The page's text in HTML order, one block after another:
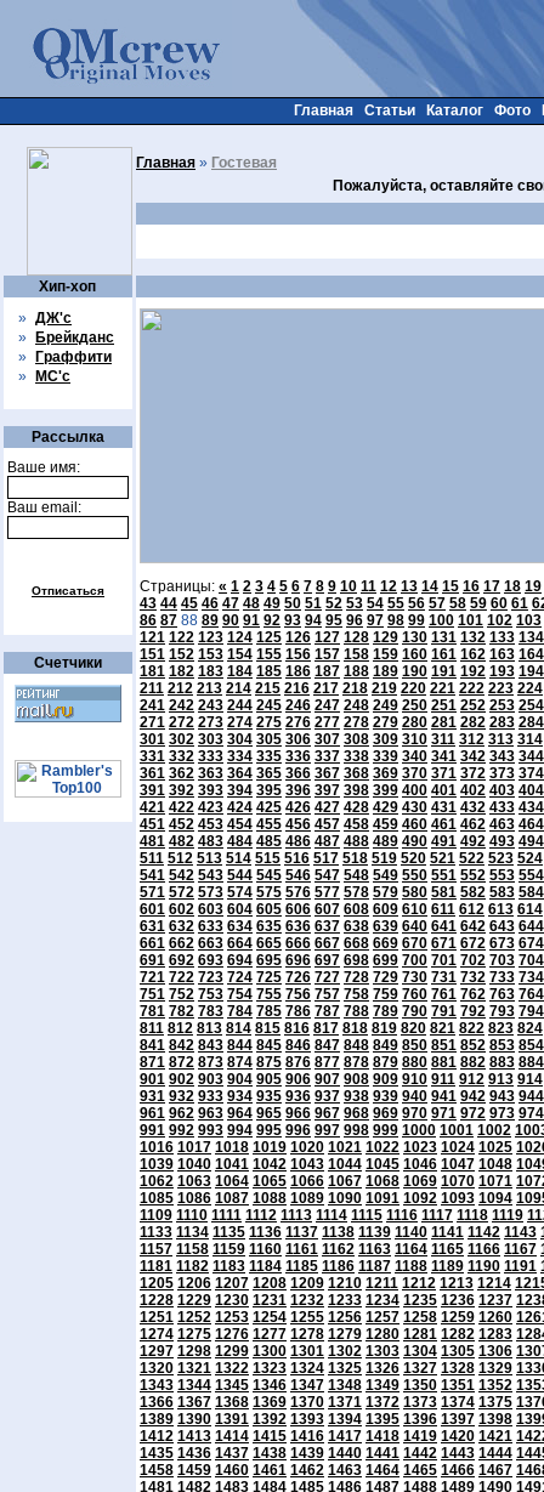
Хип-хоп
» ДЖ'с
»
Брейкданс
»
Граффити
»
МС'с
Рассылка
Ваше имя:
Ваш email:
Отписаться
Счетчики
Главная Статьи Каталог Фото
Главная » Гостевая
Пожалуйста, оставляйте
Страницы: « 1 2 3 4 5 6 7 8 9 10 11 12 13 14 15 16 17 18 19
43 44 45 46 47 48 49 50 51 52 53 54 55 56 57 58 59 60 61
86 87 88 89 90 91 92 93 94 95 96 97 98 99 100 101 102 103
121 122 123 124 125 126 127 128 129 130 131 132 133 134
151 152 153 154 155 156 157 158 159 160 161 162 163 164
181 182 183 184 185 186 187 188 189 190 191 192 193 194
211 212 213 214 215 216 217 218 219 220 221 222 223 224
241 242 243 244 245 246 247 248 249 250 251 252 253 254
271 272 273 274 275 276 277 278 279 280 281 282 283 284
301 302 303 304 305 306 307 308 309 310 311 312 313 314
331 332 333 334 335 336 337 338 339 340 341 342 343 344
361 362 363 364 365 366 367 368 369 370 371 372 373 374
391 392 393 394 395 396 397 398 399 400 401 402 403 404
421 422 423 424 425 426 427 428 429 430 431 432 433 434
451 452 453 454 455 456 457 458 459 460 461 462 463 464
481 482 483 484 485 486 487 488 489 490 491 492 493 494
511 512 513 514 515 516 517 518 519 520 521 522 523 524
541 542 543 544 545 546 547 548 549 550 551 552 553 554
571 572 573 574 575 576 577 578 579 580 581 582 583 584
601 602 603 604 605 606 607 608 609 610 611 612 613 614
631 632 633 634 635 636 637 638 639 640 641 642 643 644
661 662 663 664 665 666 667 668 669 670 671 672 673 674
691 692 693 694 695 696 697 698 699 700 701 702 703 704
721 722 723 724 725 726 727 728 729 730 731 732 733 734
751 752 753 754 755 756 757 758 759 760 761 762 763 764
781 782 783 784 785 786 787 788 789 790 791 792 793 794
811 812 813 814 815 816 817 818 819 820 821 822 823 824
841 842 843 844 845 846 847 848 849 850 851 852 853 854
871 872 873 874 875 876 877 878 879 880 881 882 883 884
901 902 903 904 905 906 907 908 909 910 911 912 913 914
931 932 933 934 935 936 937 938 939 940 941 942 943 944
961 962 963 964 965 966 967 968 969 970 971 972 973 974
991 992 993 994 995 996 997 998 999 1000 1001 1002
1016 1017 1018 1019 1020 1021 1022 1023 1024 1025
1039 1040 1041 1042 1043 1044 1045 1046 1047 1048
1062 1063 1064 1065 1066 1067 1068 1069 1070 1071
1085 1086 1087 1088 1089 1090 1091 1092 1093 1094
1109 1110 1111 1112 1113 1114 1115 1116 1117 1118 1119
1133 1134 1135 1136 1137 1138 1139 1140 1141 1142 1143
1157 1158 1159 1160 1161 1162 1163 1164 1165 1166 1167
1181 1182 1183 1184 1185 1186 1187 1188 1189 1190 1191
1205 1206 1207 1208 1209 1210 1211 1212 1213 1214
1228 1229 1230 1231 1232 1233 1234 1235 1236 1237
1251 1252 1253 1254 1255 1256 1257 1258 1259 1260
1274 1275 1276 1277 1278 1279 1280 1281 1282 1283
1297 1298 1299 1300 1301 1302 1303 1304 1305 1306
1320 1321 1322 1323 1324 1325 1326 1327 1328 1329
1343 1344 1345 1346 1347 1348 1349 1350 1351 1352
1366 1367 1368 1369 1370 1371 1372 1373 1374 1375
1389 1390 1391 1392 1393 1394 1395 1396 1397 1398
1412 1413 1414 1415 1416 1417 1418 1419 1420 1421
1435 1436 1437 1438 1439 1440 1441 1442 1443 1444
1458 1459 1460 1461 1462 1463 1464 1465 1466 1467
1481 1482 1483 1484 1485 1486 1487 1488 1489 1490